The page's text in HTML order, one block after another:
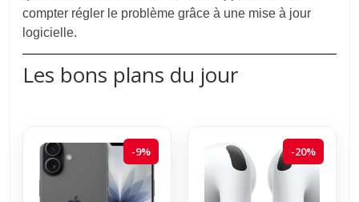
compter régler le problème grâce à une mise à jour
logicielle.
Les bons plans du jour
-9% -20%